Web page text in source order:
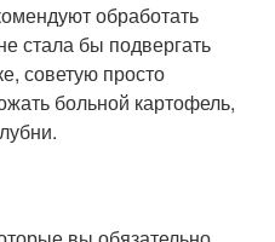
обработать
стала бы подвергать
советую просто
больной картофель,